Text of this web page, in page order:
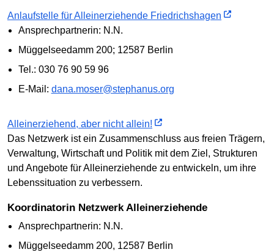
Anlaufstelle für Alleinerziehende Friedrichshagen
Ansprechpartnerin: N.N.
Müggelseedamm 200; 12587 Berlin
Tel.: 030 76 90 59 96
E-Mail: dana.moser@stephanus.org
Alleinerziehend, aber nicht allein!
Das Netzwerk ist ein Zusammenschluss aus freien Trägern,
Verwaltung, Wirtschaft und Politik mit dem Ziel, Strukturen
und Angebote für Alleinerziehende zu entwickeln, um ihre
Lebenssituation zu verbessern.
Koordinatorin Netzwerk Alleinerziehende
Ansprechpartnerin: N.N.
Müggelseedamm 200, 12587 Berlin